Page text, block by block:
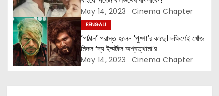
o
n
May 14, 2023 Cinema Chapter
BENGALI
‘পাঠান’ পরাস্ত হলেন ‘পুষ্পা’র কাছে! দক্ষিণেই খোঁজ
মিলল ‘দ্য ইম্মর্টাল অশ্বত্থামা’র
May 14, 2023 Cinema Chapter